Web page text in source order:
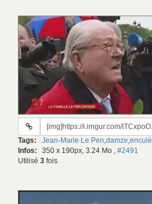
URL
gif:
Tags: Jean-Marie Le Pen,damze,enculé
Infos: 350 x 190px, 3.24 Mo , #2491
Utilisé 3 fois